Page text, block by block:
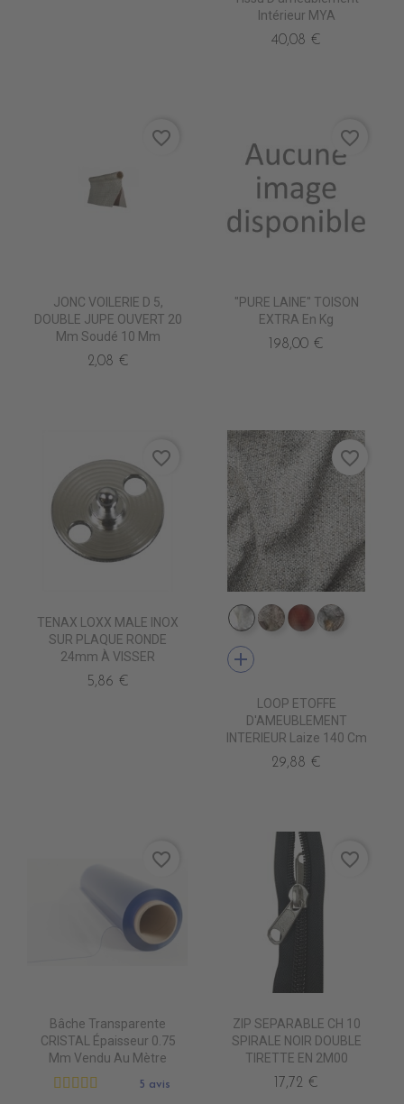
Intérieur MYA
40,08 €
JONC VOILERIE D 5,
DOUBLE JUPE OUVERT 20
Mm Soudé 10 Mm
2,08 €
favorite_border
"PURE LAINE" TOISON
EXTRA En Kg
198,00 €
favorite_border
TENAX LOXX MALE INOX
SUR PLAQUE RONDE
24mm À VISSER
5,86 €
favorite_border
TA8100 NEVE
TA8102 PILLA
TA8115 TERRE
TA8105
add
LOOP ETOFFE
D'AMEUBLEMENT
INTERIEUR Laize 140 Cm
29,88 €
favorite_border
Bâche Transparente
CRISTAL Épaisseur 0.75
Mm Vendu Au Mètre
5 avis
favorite_border
ZIP SEPARABLE CH 10
SPIRALE NOIR DOUBLE
TIRETTE EN 2M00
17,72 €
favorite_border